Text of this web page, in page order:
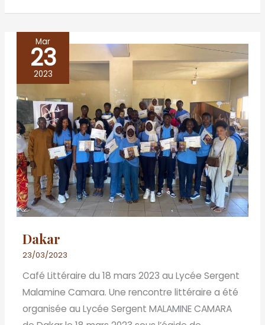
Mar
23
2023
Dakar
23/03/2023
Café Littéraire du 18 mars 2023 au Lycée Sergent
Malamine Camara. Une rencontre littéraire a été
organisée au Lycée Sergent MALAMINE CAMARA
Dakar